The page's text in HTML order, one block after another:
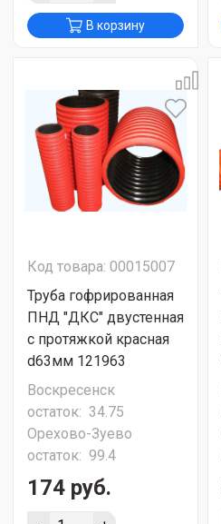
В корзину
Код товара: 00015007
Труба гофрированная
ПНД "ДКС" двустенная
с протяжкой красная
d63мм 121963
Воскресенск
остаток: 34.75
Орехово-Зуево
остаток: 99.4
174 руб.